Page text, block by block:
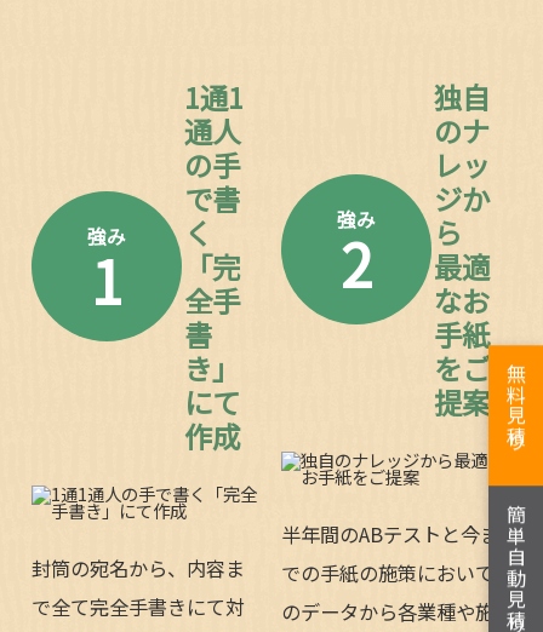
強み
1
1通1
通人
の手
で書
く
「完
全手
書
き」
にて
作成
封筒の宛名から、内容ま
で全て完全手書きにて対
強み
2
独自
のナ
レッ
ジか
ら
最適
なお
手紙
をご
提案
半年間のABテストと今ま
での手紙の施策において
のデータから各業種や施
無料見積り
簡単自動見積り